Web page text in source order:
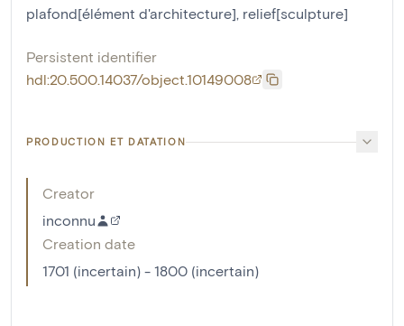
plafond[élément d'architecture], relief[sculpture]
Persistent identifier
hdl:20.500.14037/object.10149008
PRODUCTION ET DATATION
Creator
inconnu
Creation date
1701 (incertain) - 1800 (incertain)